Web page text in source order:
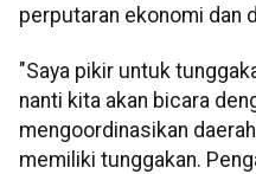
perputaran ekonomi dan
"Saya pikir untuk
nanti kita akan bicara
mengoordinasikan
memiliki tunggakan.